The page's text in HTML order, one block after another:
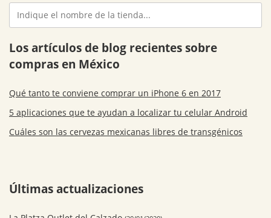
Los artículos de blog recientes sobre
compras en México
Qué tanto te conviene comprar un iPhone 6 en 2017
5 aplicaciones que te ayudan a localizar tu celular Android
Cuáles son las cervezas mexicanas libres de transgénicos
Últimas actualizaciones